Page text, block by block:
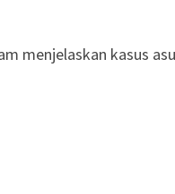
menjelaskan kasus